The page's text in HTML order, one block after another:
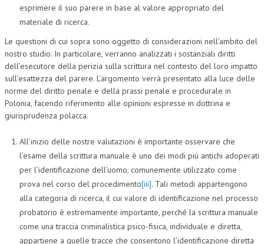
esprimere il suo parere in base al valore appropriato del
materiale di ricerca.
Le questioni di cui sopra sono oggetto di considerazioni nell’ambito del
nostro studio. In particolare, verranno analizzati i sostanziali diritti
dell’esecutore della perizia sulla scrittura nel contesto del loro impatto
sull’esattezza del parere. L’argomento verrà presentato alla luce delle
norme del diritto penale e della prassi penale e procedurale in
Polonia, facendo riferimento alle opinioni espresse in dottrina e
giurisprudenza polacca.
All’inizio delle nostre valutazioni è importante osservare che
l’esame della scrittura manuale è uno dei modi più antichi adoperati
per l’identificazione dell’uomo, comunemente utilizzato come
prova nel corso del procedimento[iii]. Tali metodi appartengono
alla categoria di ricerca, il cui valore di identificazione nel processo
probatorio è estremamente importante, perché la scrittura manuale
come una traccia criminalistica psico-fisica, individuale e diretta,
appartiene a quelle tracce che consentono l’identificazione diretta